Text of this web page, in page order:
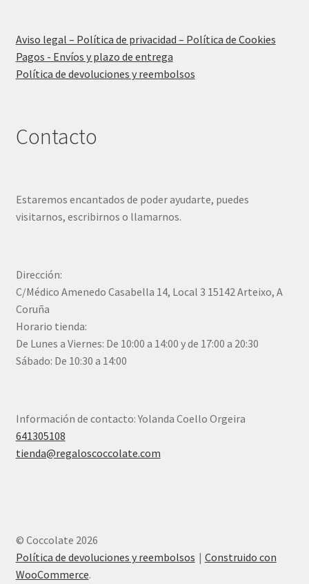
Aviso legal – Política de privacidad – Política de Cookies
Pagos - Envíos y plazo de entrega
Política de devoluciones y reembolsos
Contacto
Estaremos encantados de poder ayudarte, puedes
visitarnos, escribirnos o llamarnos.
Dirección:
C/Médico Amenedo Casabella 14, Local 3 15142 Arteixo, A
Coruña
Horario tienda:
De Lunes a Viernes: De 10:00 a 14:00 y de 17:00 a 20:30
Sábado: De 10:30 a 14:00
Información de contacto: Yolanda Coello Orgeira
641305108
tienda@regaloscoccolate.com
© Coccolate 2026
Política de devoluciones y reembolsos
Construido con
WooCommerce.